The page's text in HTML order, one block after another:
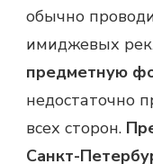
обычно
имиджевых
предметную
недостаточно
всех сторон.
Санкт-